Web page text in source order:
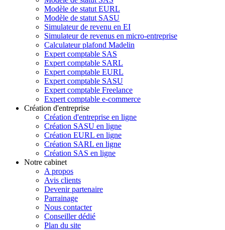
Modèle de statut EURL
Modèle de statut SASU
Simulateur de revenu en EI
Simulateur de revenus en micro-entreprise
Calculateur plafond Madelin
Expert comptable SAS
Expert comptable SARL
Expert comptable EURL
Expert comptable SASU
Expert comptable Freelance
Expert comptable e-commerce
Création d'entreprise
Création d'entreprise en ligne
Création SASU en ligne
Création EURL en ligne
Création SARL en ligne
Création SAS en ligne
Notre cabinet
A propos
Avis clients
Devenir partenaire
Parrainage
Nous contacter
Conseiller dédié
Plan du site